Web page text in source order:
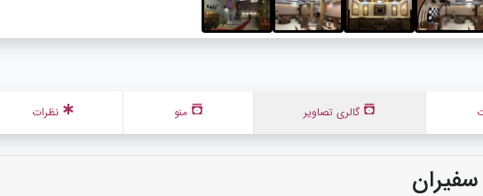
گالری تصاویر منو نظرات